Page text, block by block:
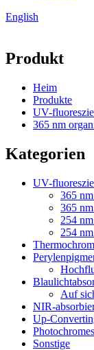
English
Produkt
Heim
Produkte
UV-
365 nm
Kategorien
UV-
365
365
254
254
Auf
NIR-
Up-
Sonstige